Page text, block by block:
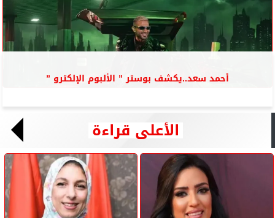
أحمد سعد..يكشف بوستر ” الألبوم الإلكترو ”
الأعلى قراءة